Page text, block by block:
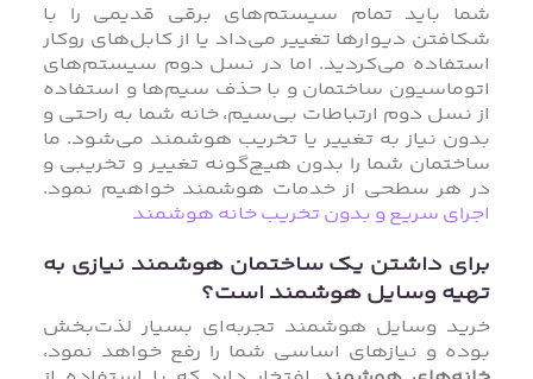
شما باید تمام سیستم‌های برقی قدیمی را با
شکافتن دیوارها تغییر می‌داد یا از کابل‌های روکار
استفاده می‌کردید. اما در نسل دوم سیستم‌های
اتوماسیون ساختمان و با حذف سیم‌ها و استفاده
از نسل دوم ارتباطات بی‌سیم، خانه شما به راحتی و
بدون نیاز به تغییر یا تخریب هوشمند می‌شود. ما
ساختمان شما را بدون هیچ‌گونه تغییر و تخریبی و
در هر سطحی از خدمات هوشمند خواهیم نمود.
اجرای سریع و بدون تخریب خانه هوشمند
برای داشتن یک ساختمان هوشمند نیازی به
تهیه وسایل هوشمند است؟
خرید وسایل هوشمند تجربه‌ای بسیار لذت‌بخش
بوده و نیازهای اساسی شما را رفع خواهد نمود،